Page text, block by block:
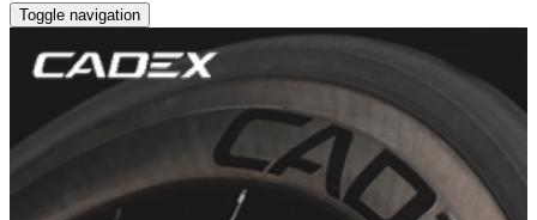
Toggle navigation